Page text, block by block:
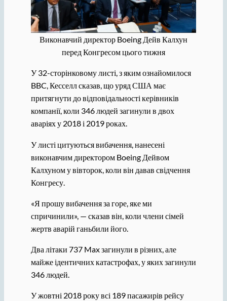
Виконавчий директор Boeing Дейв Калхун
перед Конгресом цього тижня
У 32-сторінковому листі, з яким ознайомилося
BBC, Кесселл сказав, що уряд США має
притягнути до відповідальності керівників
компанії, коли 346 людей загинули в двох
аваріях у 2018 і 2019 роках.
У листі цитуються вибачення, нанесені
виконавчим директором Boeing Дейвом
Калхуном у вівторок, коли він давав свідчення
Конгресу.
«Я прошу вибачення за горе, яке ми
спричинили», — сказав він, коли члени сімей
жертв аварій ганьбили його.
Два літаки 737 Max загинули в різних, але
майже ідентичних катастрофах, у яких загинули
346 людей.
У жовтні 2018 року всі 189 пасажирів рейсу